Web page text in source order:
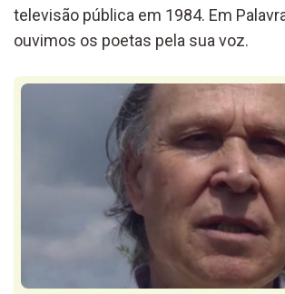
televisão pública em 1984. Em
ouvimos os poetas pela sua voz.